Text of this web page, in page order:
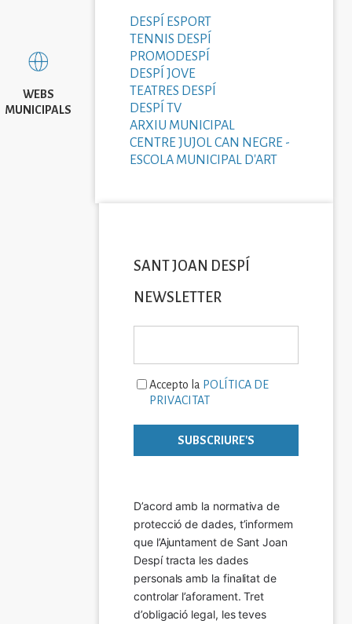
WEBS
MUNICIPALS
DESPÍ ESPORT
TENNIS DESPÍ
PROMODESPÍ
DESPÍ JOVE
TEATRES DESPÍ
DESPÍ TV
ARXIU MUNICIPAL
CENTRE JUJOL CAN NEGRE -
ESCOLA MUNICIPAL D'ART
SANT JOAN DESPÍ
NEWSLETTER
Accepto la POLÍTICA DE
PRIVACITAT
D’acord amb la normativa de
protecció de dades, t’informem
que l’Ajuntament de Sant Joan
Despí tracta les dades
personals amb la finalitat de
controlar l’aforament. Tret
d’obligació legal, les teves